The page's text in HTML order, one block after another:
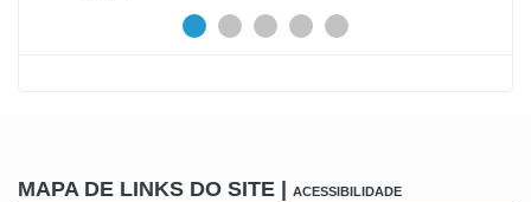
MAPA DE LINKS DO SITE | ACESSIBILIDADE